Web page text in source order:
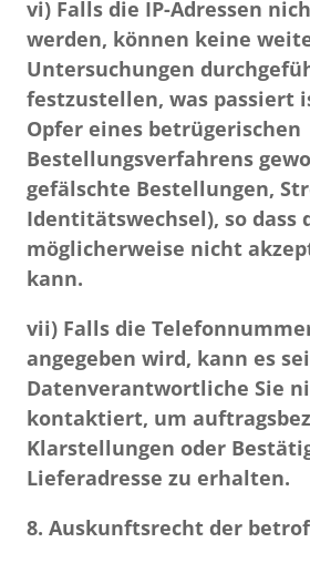
vi) Falls die IP-Adressen
werden, können keine
Untersuchungen
festzustellen, was passiert
Opfer eines betrügerischen
Bestellungsverfahrens
gefälschte Bestellungen,
Identitätswechsel), so dass
möglicherweise nicht
kann.
vii) Falls die
angegeben wird, kann es
Datenverantwortliche Sie
kontaktiert, um
Klarstellungen oder
Lieferadresse zu erhalten.
8. Auskunftsrecht der